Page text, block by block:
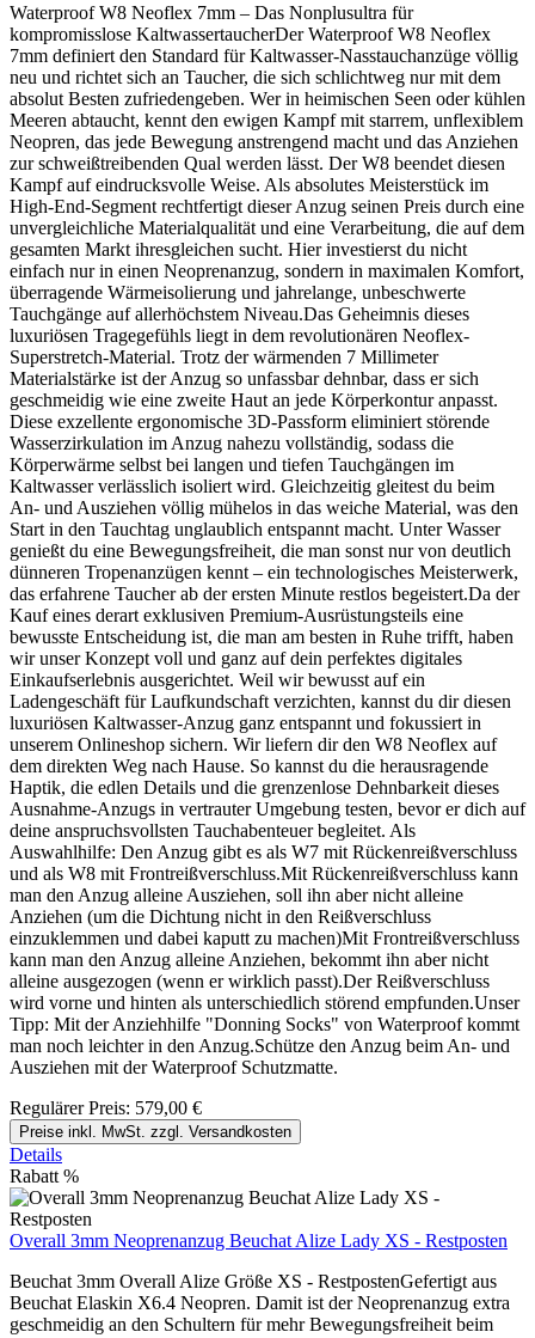
Waterproof W8 Neoflex 7mm – Das Nonplusultra für
kompromisslose KaltwassertaucherDer Waterproof W8 Neoflex
7mm definiert den Standard für Kaltwasser-Nasstauchanzüge völlig
neu und richtet sich an Taucher, die sich schlichtweg nur mit dem
absolut Besten zufriedengeben. Wer in heimischen Seen oder kühlen
Meeren abtaucht, kennt den ewigen Kampf mit starrem, unflexiblem
Neopren, das jede Bewegung anstrengend macht und das Anziehen
zur schweißtreibenden Qual werden lässt. Der W8 beendet diesen
Kampf auf eindrucksvolle Weise. Als absolutes Meisterstück im
High-End-Segment rechtfertigt dieser Anzug seinen Preis durch eine
unvergleichliche Materialqualität und eine Verarbeitung, die auf dem
gesamten Markt ihresgleichen sucht. Hier investierst du nicht
einfach nur in einen Neoprenanzug, sondern in maximalen Komfort,
überragende Wärmeisolierung und jahrelange, unbeschwerte
Tauchgänge auf allerhöchstem Niveau.Das Geheimnis dieses
luxuriösen Tragegefühls liegt in dem revolutionären Neoflex-
Superstretch-Material. Trotz der wärmenden 7 Millimeter
Materialstärke ist der Anzug so unfassbar dehnbar, dass er sich
geschmeidig wie eine zweite Haut an jede Körperkontur anpasst.
Diese exzellente ergonomische 3D-Passform eliminiert störende
Wasserzirkulation im Anzug nahezu vollständig, sodass die
Körperwärme selbst bei langen und tiefen Tauchgängen im
Kaltwasser verlässlich isoliert wird. Gleichzeitig gleitest du beim
An- und Ausziehen völlig mühelos in das weiche Material, was den
Start in den Tauchtag unglaublich entspannt macht. Unter Wasser
genießt du eine Bewegungsfreiheit, die man sonst nur von deutlich
dünneren Tropenanzügen kennt – ein technologisches Meisterwerk,
das erfahrene Taucher ab der ersten Minute restlos begeistert.Da der
Kauf eines derart exklusiven Premium-Ausrüstungsteils eine
bewusste Entscheidung ist, die man am besten in Ruhe trifft, haben
wir unser Konzept voll und ganz auf dein perfektes digitales
Einkaufserlebnis ausgerichtet. Weil wir bewusst auf ein
Ladengeschäft für Laufkundschaft verzichten, kannst du dir diesen
luxuriösen Kaltwasser-Anzug ganz entspannt und fokussiert in
unserem Onlineshop sichern. Wir liefern dir den W8 Neoflex auf
dem direkten Weg nach Hause. So kannst du die herausragende
Haptik, die edlen Details und die grenzenlose Dehnbarkeit dieses
Ausnahme-Anzugs in vertrauter Umgebung testen, bevor er dich auf
deine anspruchsvollsten Tauchabenteuer begleitet. Als
Auswahlhilfe: Den Anzug gibt es als W7 mit Rückenreißverschluss
und als W8 mit Frontreißverschluss.Mit Rückenreißverschluss kann
man den Anzug alleine Ausziehen, soll ihn aber nicht alleine
Anziehen (um die Dichtung nicht in den Reißverschluss
einzuklemmen und dabei kaputt zu machen)Mit Frontreißverschluss
kann man den Anzug alleine Anziehen, bekommt ihn aber nicht
alleine ausgezogen (wenn er wirklich passt).Der Reißverschluss
wird vorne und hinten als unterschiedlich störend empfunden.Unser
Tipp: Mit der Anziehhilfe "Donning Socks" von Waterproof kommt
man noch leichter in den Anzug.Schütze den Anzug beim An- und
Ausziehen mit der Waterproof Schutzmatte.
Regulärer Preis: 579,00 €
Preise inkl. MwSt. zzgl. Versandkosten
Details
Rabatt %
Overall 3mm Neoprenanzug Beuchat Alize Lady XS - Restposten
Beuchat 3mm Overall Alize Größe XS - RestpostenGefertigt aus
Beuchat Elaskin X6.4 Neopren. Damit ist der Neoprenanzug extra
geschmeidig an den Schultern für mehr Bewegungsfreiheit beim